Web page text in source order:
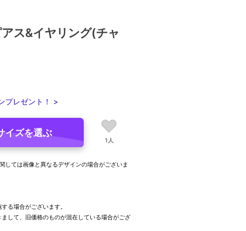
ス&イヤリング(チャ
プレゼント！ >
イズを選ぶ
1人
しては画像と異なるデザインの場合がございま
る場合がございます。
して、旧価格のものが混在している場合がござ